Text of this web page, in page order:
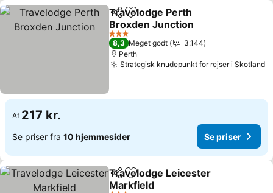
Del Føj til favoritter
Travelodge Perth
Broxden Junction
3 Stjerner
8,3 Meget godt
3.144
Perth
Strategisk knudepunkt for rejser i Skotland
Af 217 kr.
Se priser fra 10 hjemmesider Se priser
Del Føj til favoritter
Travelodge Leicester
Markfield